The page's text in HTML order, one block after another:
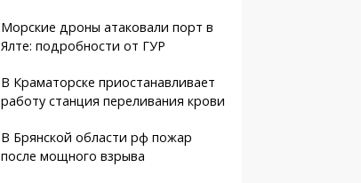
Морские дроны атаковали порт в
Ялте: подробности от ГУР
В Краматорске приостанавливает
работу станция переливания крови
В Брянской области рф пожар
после мощного взрыва